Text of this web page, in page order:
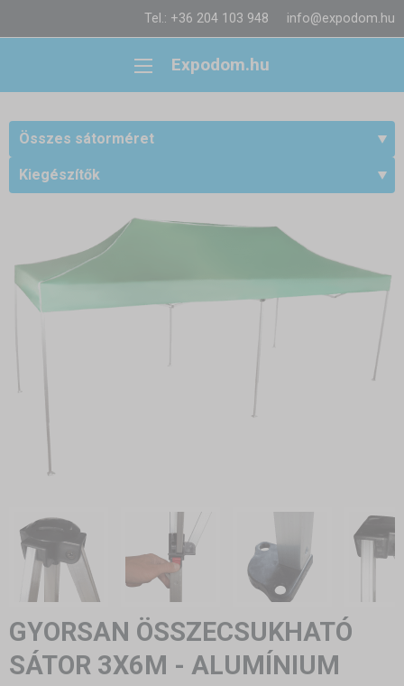
Tel.: +36 204 103 948 info@expodom.hu
Expodom.hu
Összes sátorméret
Kiegészítők
GYORSAN ÖSSZECSUKHATÓ
SÁTOR 3X6M - ALUMÍNIUM